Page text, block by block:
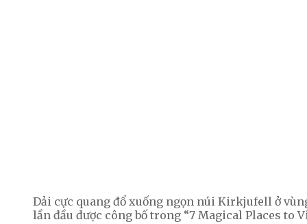
Dải cực quang đổ xuống ngọn núi Kirkjufell ở
lần đầu được công bố trong “7 Magical Places to